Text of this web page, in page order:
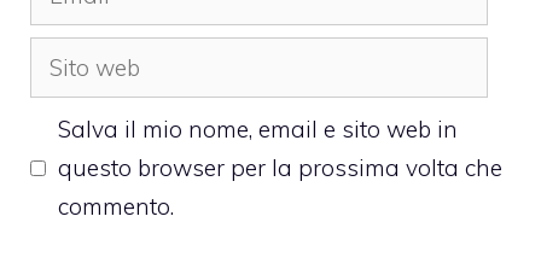
Sito
web
Salva il mio nome, email e sito web in
questo browser per la prossima volta che
commento.